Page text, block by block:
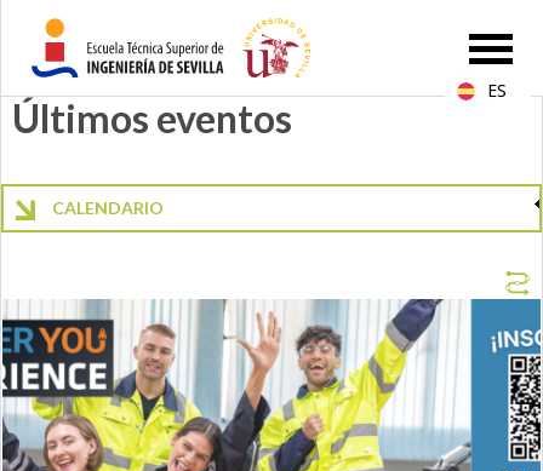
Últimos eventos
CALENDARIO
ES